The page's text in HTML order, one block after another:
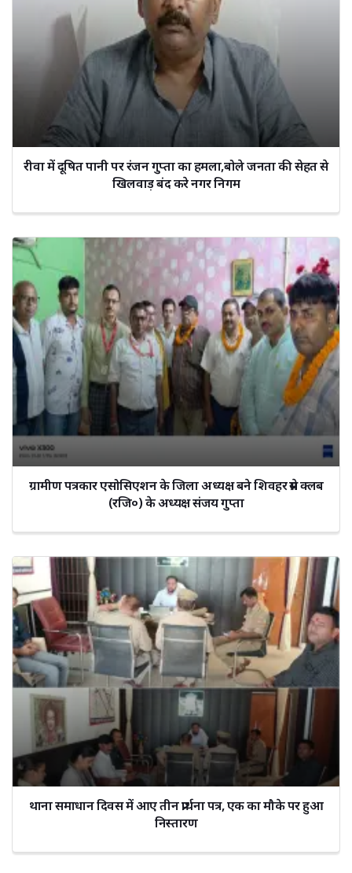
रीवा में दूषित पानी पर रंजन गुप्ता का हमला,बोले जनता की सेहत से
खिलवाड़ बंद करे नगर निगम
ग्रामीण पत्रकार एसोसिएशन के जिला अध्यक्ष बने शिवहर प्रेस क्लब
(रजि०) के अध्यक्ष संजय गुप्ता
थाना समाधान दिवस में आए तीन प्रार्थना पत्र, एक का मौके पर हुआ
निस्तारण